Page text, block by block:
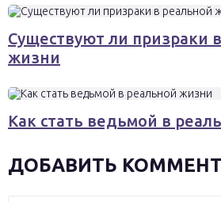
Существуют ли призраки
жизни
Как стать ведьмой в
ДОБАВИТЬ